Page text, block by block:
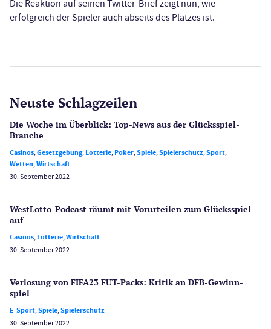
Die Reaktion auf seinen Twitter-Brief zeigt nun, wie
erfolgreich der Spieler auch abseits des Platzes ist.
Neuste Schlagzeilen
Die Woche im Überblick: Top-News aus der Glücksspiel-
Branche
Casinos,Gesetzgebung,Lotterie,Poker,Spiele,Spielerschutz,Sport,
Wetten,Wirtschaft
30. September 2022
WestLotto-Podcast räumt mit Vorurteilen zum Glücksspiel
auf
Casinos,Lotterie,Wirtschaft
30. September 2022
Verlosung von FIFA23 FUT-Packs: Kritik an DFB-Gewinn­
spiel
E-Sport,Spiele,Spielerschutz
30. September 2022